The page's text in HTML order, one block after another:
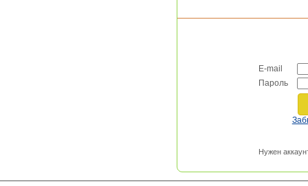
E-mail
Пароль
Нужен